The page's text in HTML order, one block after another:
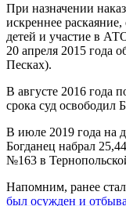
При назначении
искреннее
детей и участие в
20 апреля 2015 года
Песках).
В августе 2016 года
срока суд освободил
В июле 2019 года на
Богданец набрал
№163 в
Напомним, ранее
был осужден и